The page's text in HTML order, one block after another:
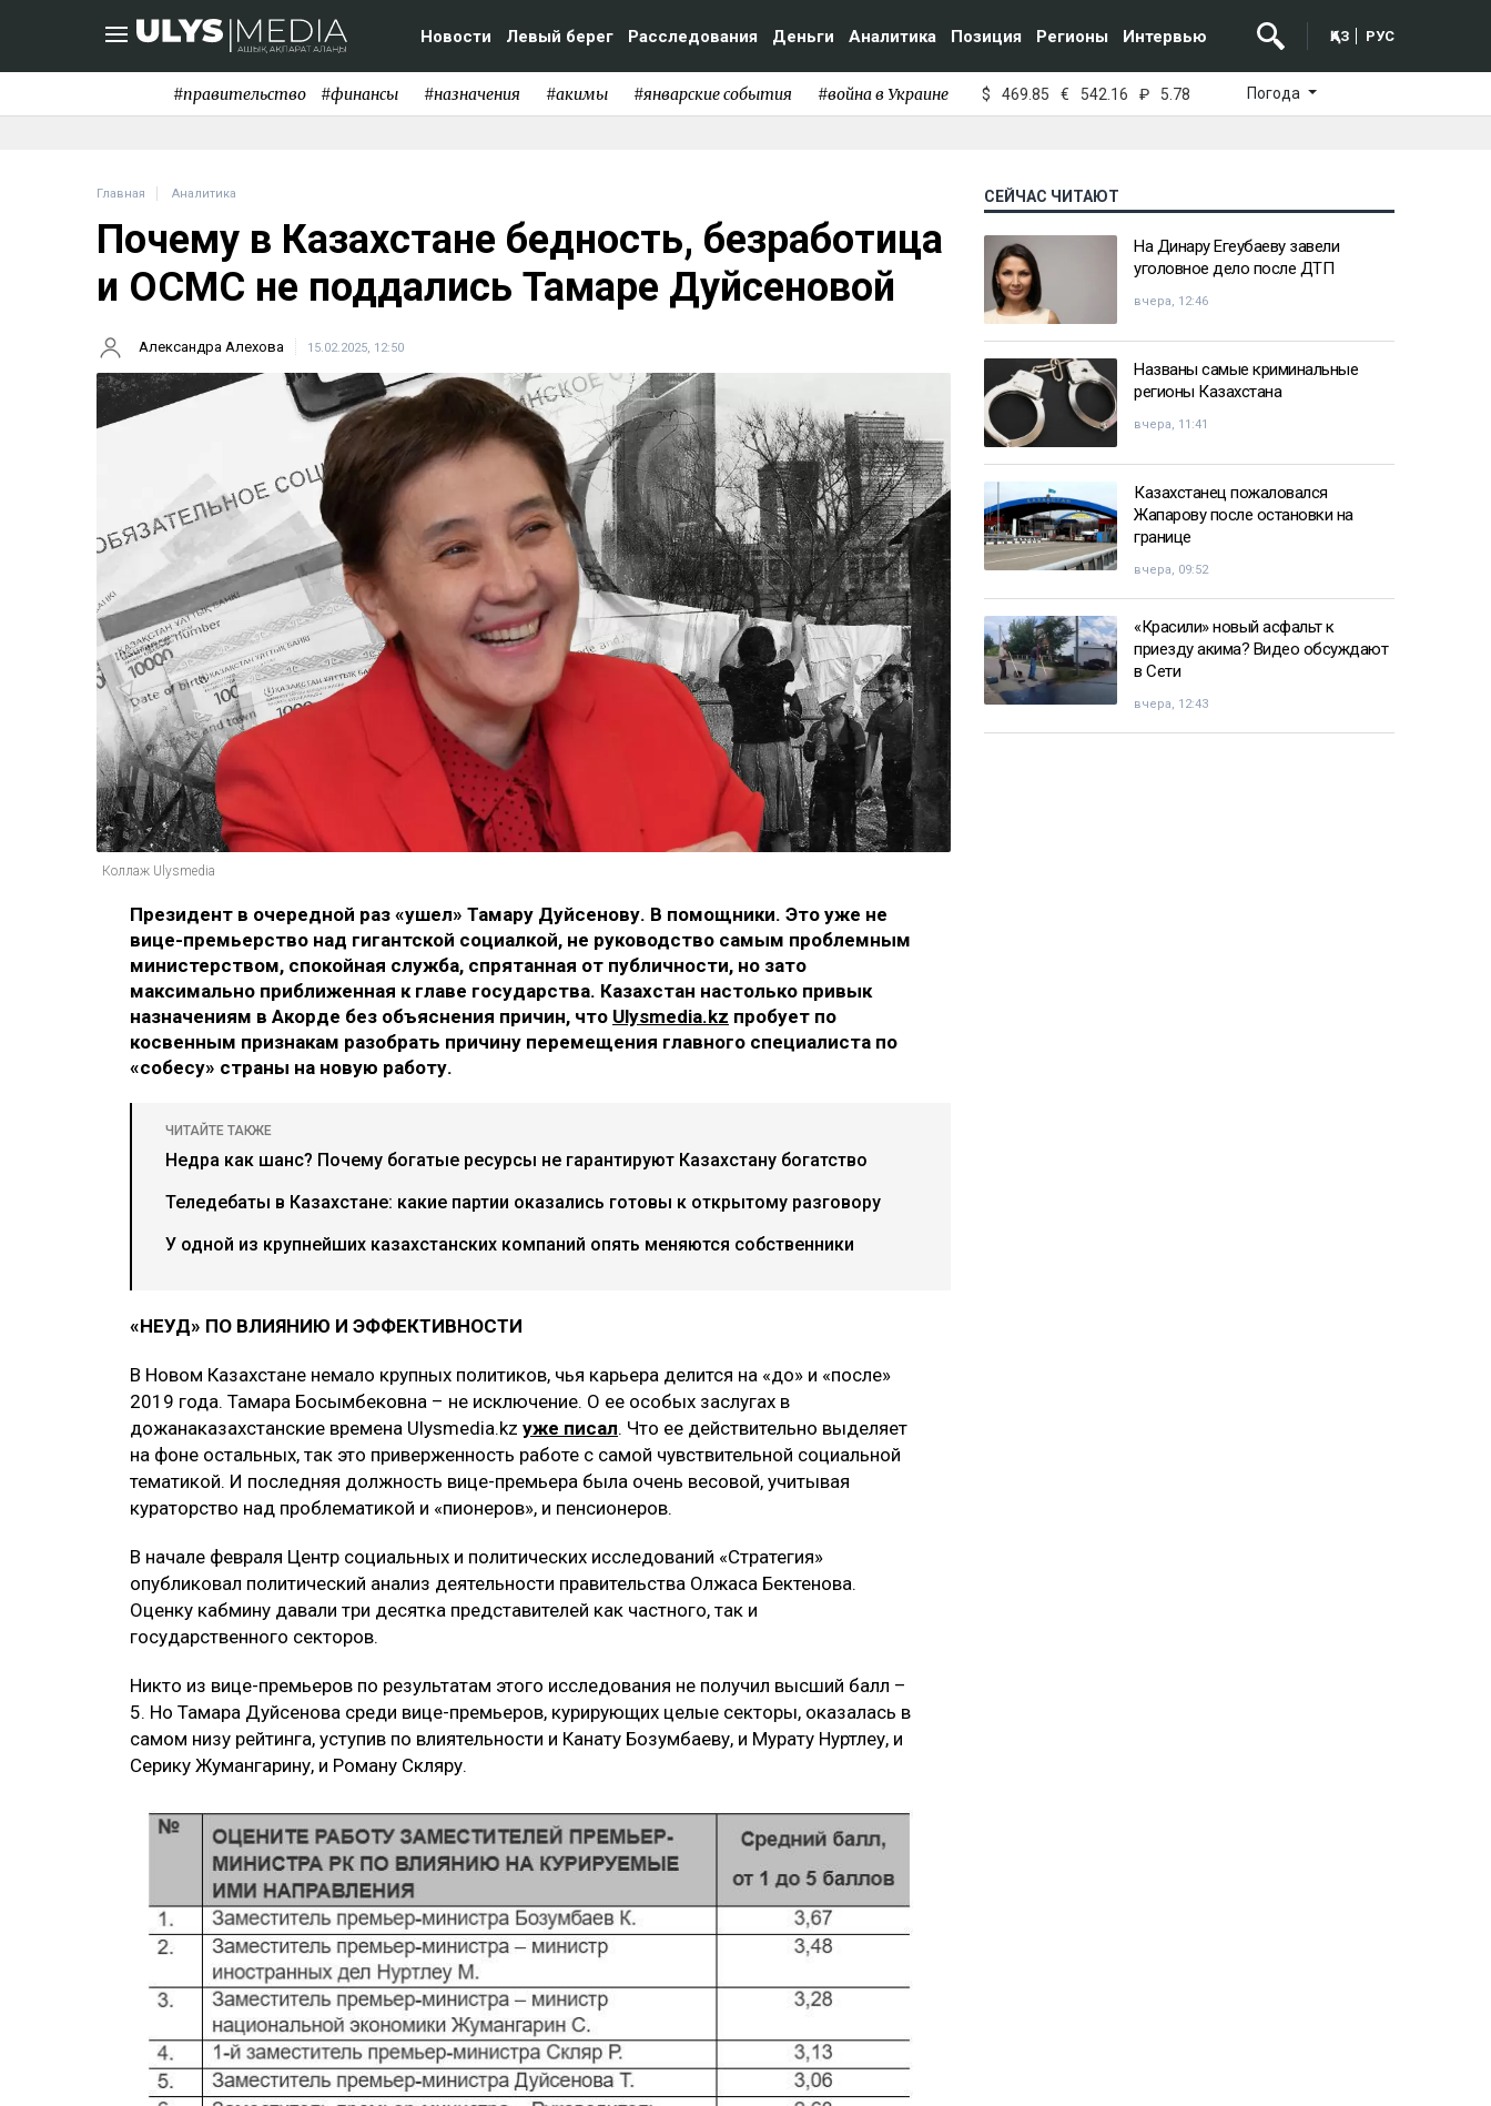
Новости Левый берег Расследования Деньги Аналитика Позиция Регионы Интервью ҚАЗ РУС
#правительство #финансы #назначения #акимы #январские события #война в Украине $ 469.85 € 542.16 ₽ 5.78 Погода
Главная Аналитика
Почему в Казахстане бедность, безработица
и ОСМС не поддались Тамаре Дуйсеновой
Александра Алехова 15.02.2025, 12:50
Коллаж Ulysmedia
Президент в очередной раз «ушел» Тамару Дуйсенову. В помощники. Это уже не
вице-премьерство над гигантской социалкой, не руководство самым проблемным
министерством, спокойная служба, спрятанная от публичности, но зато
максимально приближенная к главе государства. Казахстан настолько привык
назначениям в Акорде без объяснения причин, что Ulysmedia.kz пробует по
косвенным признакам разобрать причину перемещения главного специалиста по
«собесу» страны на новую работу.
ЧИТАЙТЕ ТАКЖЕ
Недра как шанс? Почему богатые ресурсы не гарантируют Казахстану богатство
Теледебаты в Казахстане: какие партии оказались готовы к открытому разговору
У одной из крупнейших казахстанских компаний опять меняются собственники
«НЕУД» ПО ВЛИЯНИЮ И ЭФФЕКТИВНОСТИ
В Новом Казахстане немало крупных политиков, чья карьера делится на «до» и «после»
2019 года. Тамара Босымбековна – не исключение. О ее особых заслугах в
дожанаказахстанские времена Ulysmedia.kz уже писал. Что ее действительно выделяет
на фоне остальных, так это приверженность работе с самой чувствительной социальной
тематикой. И последняя должность вице-премьера была очень весовой, учитывая
кураторство над проблематикой и «пионеров», и пенсионеров.
В начале февраля Центр социальных и политических исследований «Стратегия»
опубликовал политический анализ деятельности правительства Олжаса Бектенова.
Оценку кабмину давали три десятка представителей как частного, так и
государственного секторов.
Никто из вице-премьеров по результатам этого исследования не получил высший балл –
5. Но Тамара Дуйсенова среди вице-премьеров, курирующих целые секторы, оказалась в
самом низу рейтинга, уступив по влиятельности и Канату Бозумбаеву, и Мурату Нуртлеу, и
Серику Жумангарину, и Роману Скляру.
СЕЙЧАС ЧИТАЮТ
На Динару Егеубаеву завели
уголовное дело после ДТП
вчера, 12:46
Названы самые криминальные
регионы Казахстана
вчера, 11:41
Казахстанец пожаловался
Жапарову после остановки на
границе
вчера, 09:52
«Красили» новый асфальт к
приезду акима? Видео обсуждают
в Сети
вчера, 12:43